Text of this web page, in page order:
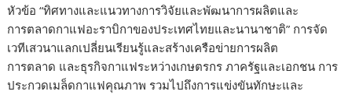
หัวข้อ “ทิศทางและแนวทางการวิจัยและพัฒนาการผลิตและ
การตลาดกาแฟอะราบิกาของประเทศไทยและนานาชาติ” การจัด
เวทีเสวนาแลกเปลี่ยนเรียนรู้และสร้างเครือข่ายการผลิต
การตลาด และธุรกิจกาแฟระหว่างเกษตรกร ภาครัฐและเอกชน การ
ประกวดเมล็ดกาแฟคุณภาพ รวมไปถึงการแข่งขันทักษะและ